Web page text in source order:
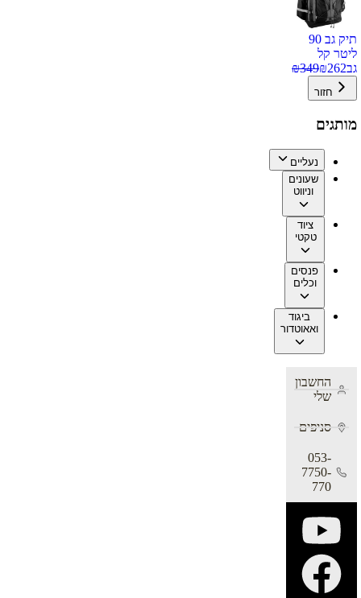
תיק גב 90
ליטר קל
גב
₪262
₪349
חזור
מותגים
נעליים
שעונים
וניווט
ציוד
טקטי
פנסים
וכלים
ביגוד
ואאוטדור
החשבון
שלי
סניפים
053-
7750-
770